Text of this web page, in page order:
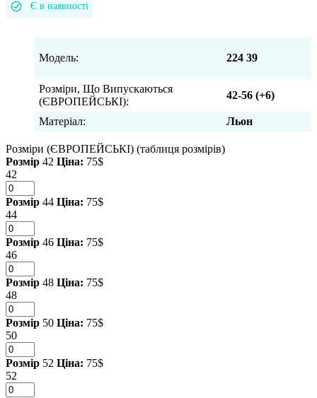
Є в наявності
Модель: 224 39
Розміри, Що Випускаються
(ЄВРОПЕЙСЬКІ):
42-56 (+6)
Матеріал: Льон
Розміри (ЄВРОПЕЙСЬКІ) (таблиця розмірів)
Розмір 42 Ціна: 75$
42
Розмір 44 Ціна: 75$
44
Розмір 46 Ціна: 75$
46
Розмір 48 Ціна: 75$
48
Розмір 50 Ціна: 75$
50
Розмір 52 Ціна: 75$
52